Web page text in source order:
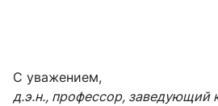
С уважением,
д.э.н., профессор, заведующий